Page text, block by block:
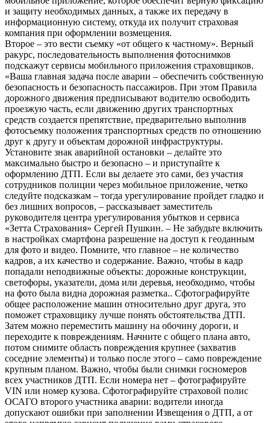
и защиту необходимых данных, а также их передачу в
информационную систему, откуда их получит страховая
компания при оформлении возмещения.
Второе – это вести съемку «от общего к частному». Верный
ракурс, последовательность выполнения фотоснимков
подскажут сервисы мобильного приложения страховщиков.
«Ваша главная задача после аварии – обеспечить собственную
безопасность и безопасность пассажиров. При этом Правила
дорожного движения предписывают водителю освободить
проезжую часть, если движению других транспортных
средств создается препятствие, предварительно выполнив
фотосъемку положения транспортных средств по отношению
друг к другу и объектам дорожной инфраструктуры.
Установите знак аварийной остановки – делайте это
максимально быстро и безопасно – и приступайте к
оформлению ДТП. Если вы делаете это сами, без участия
сотрудников полиции через мобильное приложение, четко
следуйте подсказкам – тогда урегулирование пройдет гладко и
без лишних вопросов, – рассказывает заместитель
руководителя центра урегулирования убытков и сервиса
«Зетта Страхования» Сергей Пушкин. – Не забудьте включить
в настройках смартфона разрешение на доступ к геоданным
для фото и видео. Помните, что главное – не количество
кадров, а их качество и содержание. Важно, чтобы в кадр
попадали неподвижные объекты: дорожные конструкции,
светофоры, указатели, дома или деревья, необходимо, чтобы
на фото была видна дорожная разметка.. Сфотографируйте
общее расположение машин относительно друг друга, это
поможет страховщику лучше понять обстоятельства ДТП.
Затем можно переместить машину на обочину дороги, и
переходите к повреждениям. Начните с общего плана авто,
потом снимите область повреждения крупнее (захватив
соседние элементы) и только после этого – само повреждение
крупным планом. Важно, чтобы были снимки госномеров
всех участников ДТП. Если номера нет – фотографируйте
VIN или номер кузова. Сфотографируйте страховой полис
ОСАГО второго участника аварии: водители иногда
допускают ошибки при заполнении Извещения о ДТП, а от